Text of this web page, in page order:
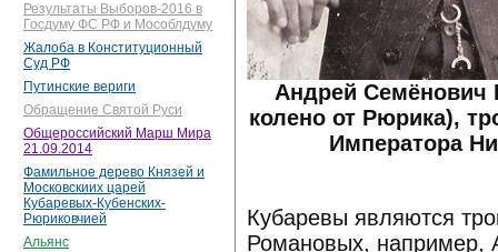
Результаты Выборов-2016 в
Госдуму ФС РФ и Мособлдуму
Жалоба в Конституционный
Суд РФ
Путинские вериги
Обращение Святой Руси
Общероссийский Марш Мира
21.09.2014
Фамильное дерево Князей и
Московскиих царей
Кубаревых-Кубенских-
Рюриковчией
Альянс
Андрей Семёнович
колено от Рюрика),
Императора
Кубаревы являются
Романовых, например,